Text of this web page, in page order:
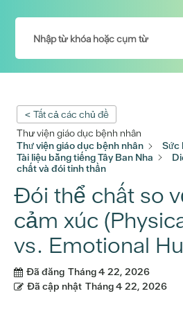
< Tất cả các chủ đề
Thư viện giáo dục bệnh nhân
Thư viện giáo dục bệnh nhân
Sức
Tài liệu bằng tiếng Tây Ban Nha
chất và đói tinh thần
Đói thể chất so
cảm xúc
vs. Emotional
Đã đăng Tháng 4 22, 2026
Đã cập nhật Tháng 4 22, 2026